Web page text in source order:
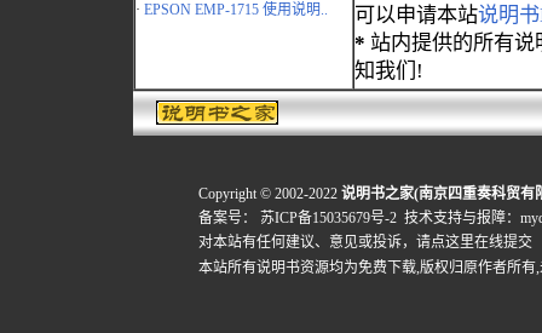
· EPSON EMP-1715 使用说明..
可以申请本站说明
* 站内提供的所有
知我们!
Copyright © 2002-2022 说明书之家(南京四重奏科贸有
备案号：
苏ICP备15035679号-2 技术支持与报障：
对本站有任何建议、意见或投诉， 请点这里在线提交
本站所有说明书资源均为免费下载,版权归原作者所